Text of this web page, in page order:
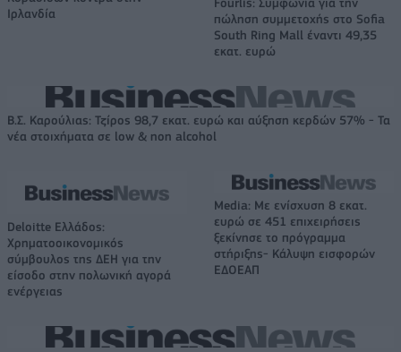
Ιρλανδία
Fourlis: Συμφωνία για την
πώληση συμμετοχής στο Sofia
South Ring Mall έναντι 49,35
εκατ. ευρώ
Β.Σ. Καρούλιας: Τζίρος 98,7 εκατ. ευρώ και αύξηση κερδών 57% - Τα
νέα στοιχήματα σε low & non alcohol
Deloitte Ελλάδος:
Χρηματοοικονομικός
σύμβουλος της ΔΕΗ για την
είσοδο στην πολωνική αγορά
ενέργειας
Media: Με ενίσχυση 8 εκατ.
ευρώ σε 451 επιχειρήσεις
ξεκίνησε το πρόγραμμα
στήριξης- Κάλυψη εισφορών
ΕΔΟΕΑΠ